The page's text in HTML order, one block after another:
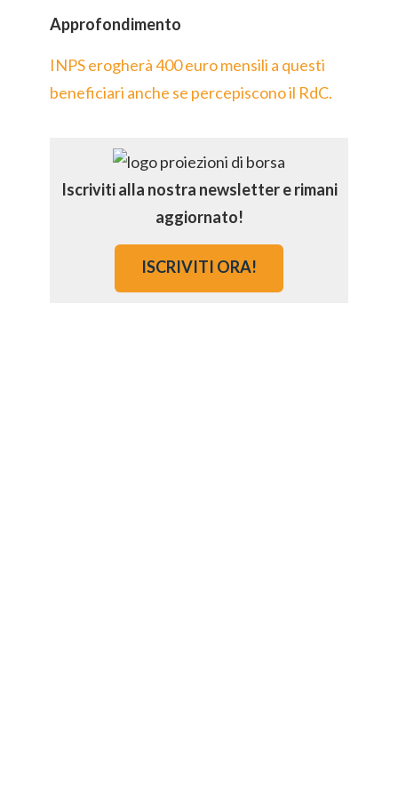
Approfondimento
INPS erogherà 400 euro mensili a questi
beneficiari anche se percepiscono il RdC.
Iscriviti alla nostra newsletter e rimani
aggiornato!
ISCRIVITI ORA!